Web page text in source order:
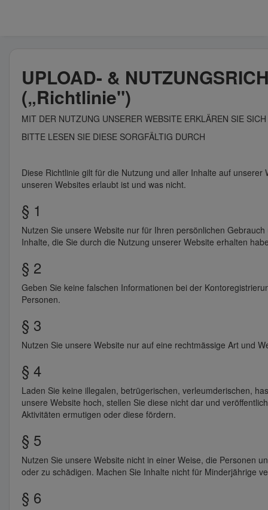
UPLOAD- &
(„Richtlinie")
MIT DER NUTZUNG UNSERER WEBSITE ERKLÄREN SIE
BITTE LESEN SIE DIESE SORGFÄLTIG DURCH
Diese Richtlinie gilt für die Nutzung und aller Inhalte auf
unseren Websites erlaubt ist und was nicht.
§ 1
Nutzen Sie unsere Website nur für Ihren persönlichen
Inhalte, die Sie durch die Nutzung unserer Website erhalten
§ 2
Geben Sie keine falschen Informationen bei der
Personen.
§ 3
Nutzen Sie unsere Website nur auf eine rechtmässige Art und
§ 4
Laden Sie keine illegalen, betrügerischen, verleumderischen,
unsere Website hoch, stellen Sie diese nicht dar und
Aktivitäten ermutigen oder diese fördern.
§ 5
Nutzen Sie unsere Website nicht in einer Weise, die Personen
oder zu schädigen. Machen Sie Inhalte nicht für Minderjährige
§ 6